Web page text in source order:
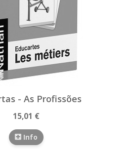
- As Profissões
15,01 €
Info